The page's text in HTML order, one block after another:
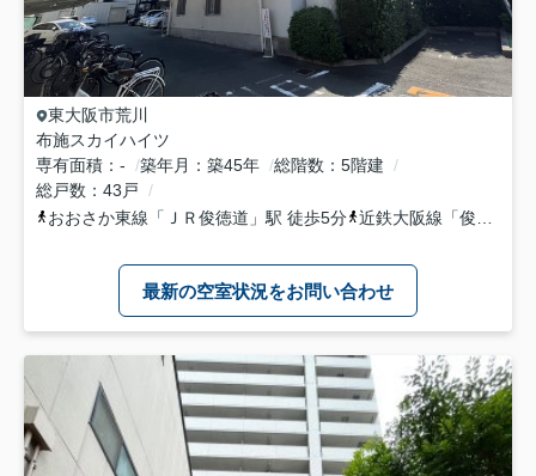
東大阪市荒川
布施スカイハイツ
専有面積
- 築年月 築45年 総階数
5階建
総戸数
43戸
おおさか東線 「 ＪＲ俊徳道 」駅 徒歩5分 近鉄大阪線 「俊徳道
最新の空室状況をお問い合わせ